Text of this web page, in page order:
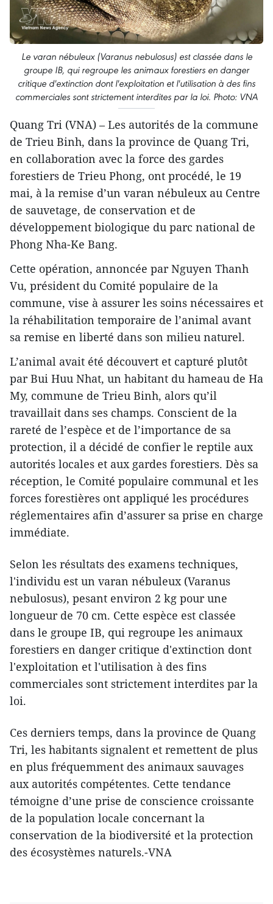
Le varan nébuleux (Varanus nebulosus) est classée dans le
groupe IB, qui regroupe les animaux forestiers en danger
critique d'extinction dont l'exploitation et l'utilisation à des fins
commerciales sont strictement interdites par la loi. Photo: VNA
Quang Tri (VNA) – Les autorités de la commune
de Trieu Binh, dans la province de Quang Tri,
en collaboration avec la force des gardes
forestiers de Trieu Phong, ont procédé, le 19
mai, à la remise d’un varan nébuleux au Centre
de sauvetage, de conservation et de
développement biologique du parc national de
Phong Nha-Ke Bang.
Cette opération, annoncée par Nguyen Thanh
Vu, président du Comité populaire de la
commune, vise à assurer les soins nécessaires et
la réhabilitation temporaire de l’animal avant
sa remise en liberté dans son milieu naturel.
L’animal avait été découvert et capturé plutôt
par Bui Huu Nhat, un habitant du hameau de Ha
My, commune de Trieu Binh, alors qu’il
travaillait dans ses champs. Conscient de la
rareté de l’espèce et de l’importance de sa
protection, il a décidé de confier le reptile aux
autorités locales et aux gardes forestiers. Dès sa
réception, le Comité populaire communal et les
forces forestières ont appliqué les procédures
réglementaires afin d’assurer sa prise en charge
immédiate.
​Selon les résultats des examens techniques,
l'individu est un varan nébuleux (Varanus
nebulosus), pesant environ 2 kg pour une
longueur de 70 cm. Cette espèce est classée
dans le groupe IB, qui regroupe les animaux
forestiers en danger critique d'extinction dont
l'exploitation et l'utilisation à des fins
commerciales sont strictement interdites par la
loi.
Ces derniers temps, dans la province de Quang
Tri, les habitants signalent et remettent de plus
en plus fréquemment des animaux sauvages
aux autorités compétentes. Cette tendance
témoigne d’une prise de conscience croissante
de la population locale concernant la
conservation de la biodiversité et la protection
des écosystèmes naturels.-VNA